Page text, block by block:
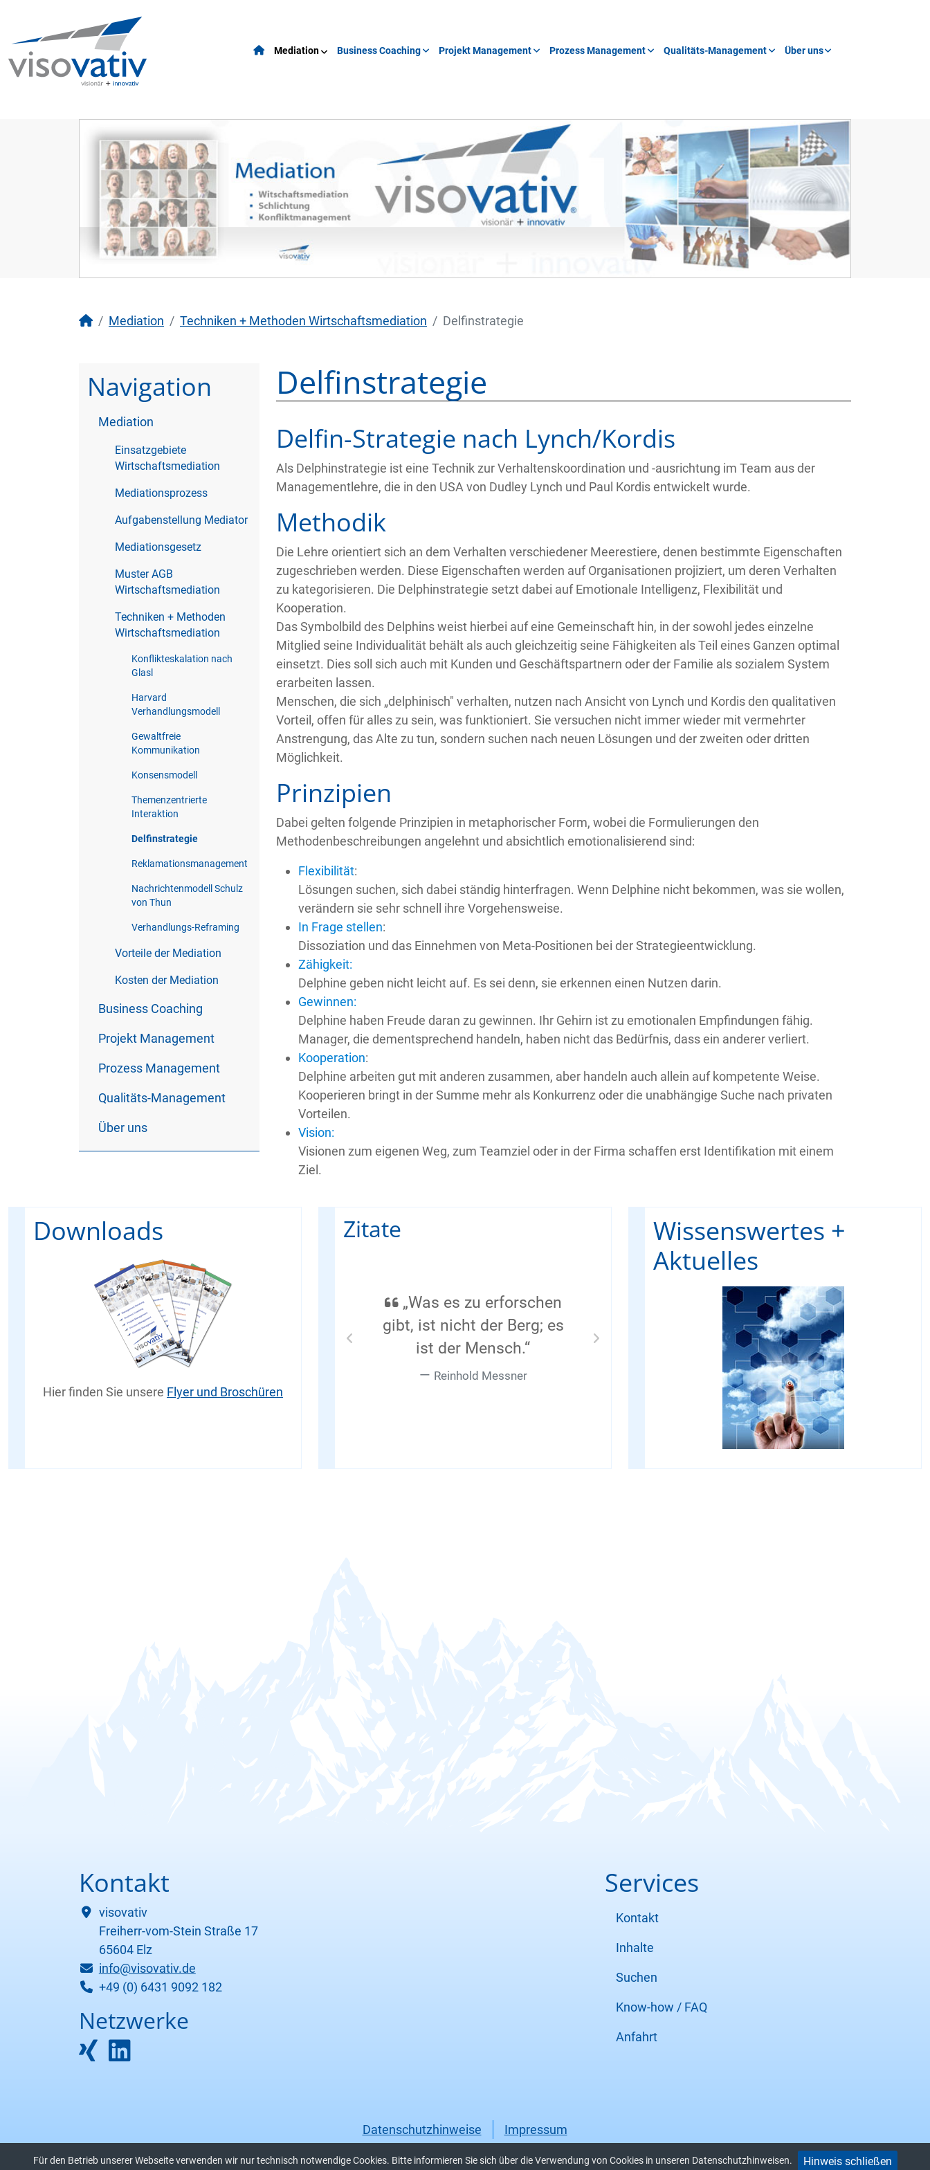
Für den Betrieb unserer Webseite verwenden wir nur technisch notwendige Cookies. Bitte informieren Sie sich über die Verwendung von Cookies in unseren Datenschutzhinweisen. Hinweis schließen
Mediation Business Coaching Projekt Management Prozess Management Qualitäts-Management Über uns
Mediation Techniken + Methoden Wirtschaftsmediation Delfinstrategie
Navigation
Mediation
Einsatzgebiete
Wirtschaftsmediation
Mediationsprozess
Aufgabenstellung Mediator
Mediationsgesetz
Muster AGB
Wirtschaftsmediation
Techniken + Methoden
Wirtschaftsmediation
Konflikteskalation nach
Glasl
Harvard
Verhandlungsmodell
Gewaltfreie
Kommunikation
Konsensmodell
Themenzentrierte
Interaktion
Delfinstrategie
Reklamationsmanagement
Nachrichtenmodell Schulz
von Thun
Verhandlungs-Reframing
Vorteile der Mediation
Kosten der Mediation
Business Coaching
Projekt Management
Prozess Management
Qualitäts-Management
Über uns
Delfinstrategie
Delfin-Strategie nach Lynch/Kordis
Als Delphinstrategie ist eine Technik zur Verhaltenskoordination und -ausrichtung im Team aus der
Managementlehre, die in den USA von Dudley Lynch und Paul Kordis entwickelt wurde.
Methodik
Die Lehre orientiert sich an dem Verhalten verschiedener Meerestiere, denen bestimmte Eigenschaften
zugeschrieben werden. Diese Eigenschaften werden auf Organisationen projiziert, um deren Verhalten
zu kategorisieren. Die Delphinstrategie setzt dabei auf Emotionale Intelligenz, Flexibilität und
Kooperation.
Das Symbolbild des Delphins weist hierbei auf eine Gemeinschaft hin, in der sowohl jedes einzelne
Mitglied seine Individualität behält als auch gleichzeitig seine Fähigkeiten als Teil eines Ganzen optimal
einsetzt. Dies soll sich auch mit Kunden und Geschäftspartnern oder der Familie als sozialem System
erarbeiten lassen.
Menschen, die sich „delphinisch" verhalten, nutzen nach Ansicht von Lynch und Kordis den qualitativen
Vorteil, offen für alles zu sein, was funktioniert. Sie versuchen nicht immer wieder mit vermehrter
Anstrengung, das Alte zu tun, sondern suchen nach neuen Lösungen und der zweiten oder dritten
Möglichkeit.
Prinzipien
Dabei gelten folgende Prinzipien in metaphorischer Form, wobei die Formulierungen den
Methodenbeschreibungen angelehnt und absichtlich emotionalisierend sind:
Flexibilität:
Lösungen suchen, sich dabei ständig hinterfragen. Wenn Delphine nicht bekommen, was sie wollen,
verändern sie sehr schnell ihre Vorgehensweise.
In Frage stellen:
Dissoziation und das Einnehmen von Meta-Positionen bei der Strategieentwicklung.
Zähigkeit:
Delphine geben nicht leicht auf. Es sei denn, sie erkennen einen Nutzen darin.
Gewinnen:
Delphine haben Freude daran zu gewinnen. Ihr Gehirn ist zu emotionalen Empfindungen fähig.
Manager, die dementsprechend handeln, haben nicht das Bedürfnis, dass ein anderer verliert.
Kooperation:
Delphine arbeiten gut mit anderen zusammen, aber handeln auch allein auf kompetente Weise.
Kooperieren bringt in der Summe mehr als Konkurrenz oder die unabhängige Suche nach privaten
Vorteilen.
Vision:
Visionen zum eigenen Weg, zum Teamziel oder in der Firma schaffen erst Identifikation mit einem
Ziel.
Downloads
Hier finden Sie unsere Flyer und Broschüren
Zitate
„Was es zu erforschen
gibt, ist nicht der Berg; es
ist der Mensch.“
Reinhold Messner
Previous Next
Wissenswertes +
Aktuelles
Kontakt
visovativ
Freiherr-vom-Stein Straße 17
65604 Elz
info@visovativ.de
+49 (0) 6431 9092 182
Netzwerke
Services
Kontakt
Inhalte
Suchen
Know-how / FAQ
Anfahrt
Datenschutzhinweise Impressum